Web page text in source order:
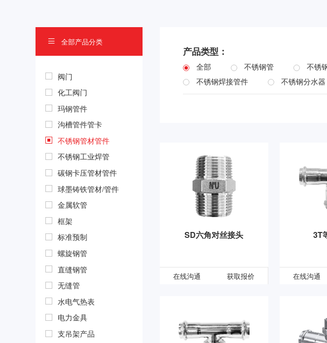
 全部产品分类
阀门
化工阀门
玛钢管件
沟槽管件管卡
不锈钢管材管件
不锈钢工业焊管
碳钢卡压管材管件
球墨铸铁管材/管件
金属软管
框架
标准预制
螺旋钢管
直缝钢管
无缝管
水电气热表
电力金具
支吊架产品
产品类型：
全部 不锈钢管 不锈
不锈钢焊接管件
不锈钢分水器
SD六角对丝接头
在线沟通 获取报价
3T
在线沟通